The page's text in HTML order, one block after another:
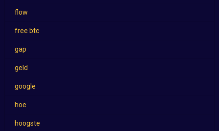
flow
free btc
gap
geld
google
hoe
hoogste